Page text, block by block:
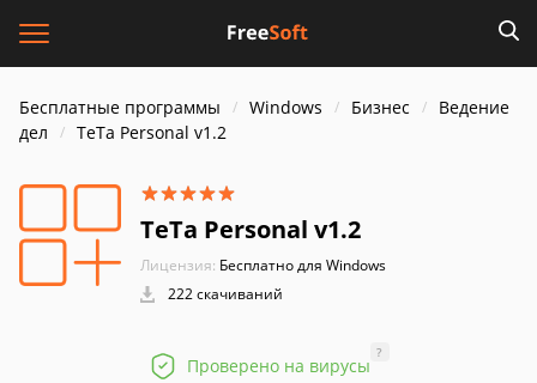
Бесплатные программы Windows Бизнес
Ведение
дел
TeTa Personal v1.2
TeTa Personal v1.2
Лицензия: Бесплатно для Windows
222 скачиваний
Проверено на вирусы
?